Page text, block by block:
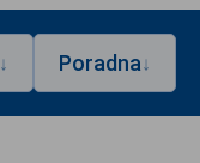
↓ Poradna↓